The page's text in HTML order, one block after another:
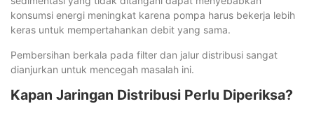
konsumsi energi meningkat karena pompa harus bekerja lebih
keras untuk mempertahankan debit yang sama.
Pembersihan berkala pada filter dan jalur distribusi sangat
dianjurkan untuk mencegah masalah ini.
Kapan Jaringan Distribusi Perlu Diperiksa?